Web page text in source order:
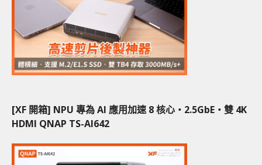
[XF 開箱] NPU 專為 AI 應用加速 8 核心‧2.5GbE‧雙 4K
HDMI QNAP TS-AI642